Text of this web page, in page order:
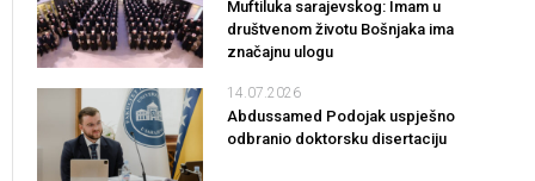
Muftiluka sarajevskog: Imam u
društvenom životu Bošnjaka ima
značajnu ulogu
14.07.2026
Abdussamed Podojak uspješno
odbranio doktorsku disertaciju